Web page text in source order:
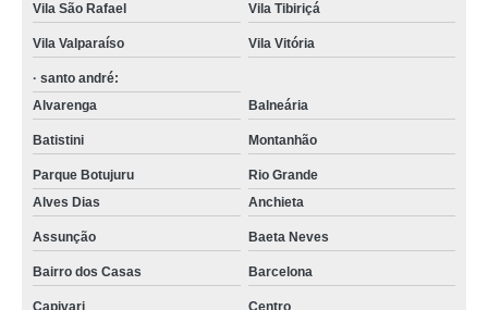
Vila São Rafael Vila Tibiriçá
Vila Valparaíso Vila Vitória
· santo andré:
Alvarenga
Balneária
Batistini Montanhão
Parque Botujuru
Rio Grande
Alves Dias
Anchieta
Assunção Baeta Neves
Bairro dos Casas Barcelona
Capivari Centro